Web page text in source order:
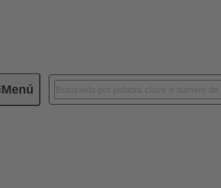
MenúConectividad de dispositivos